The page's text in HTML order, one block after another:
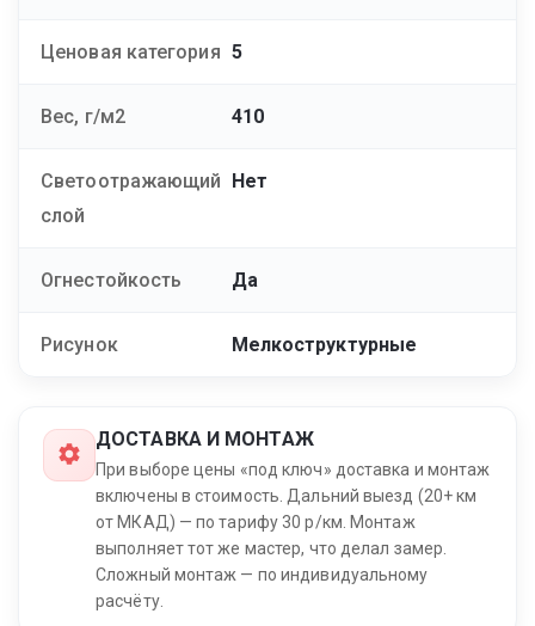
Ценовая категория 5
Вес, г/м2 410
Светоотражающий
слой
Нет
Огнестойкость Да
Рисунок Мелкоструктурные
ДОСТАВКА И МОНТАЖ
При выборе цены «под ключ» доставка и монтаж
включены в стоимость. Дальний выезд (20+ км
от МКАД) — по тарифу 30 р/км. Монтаж
выполняет тот же мастер, что делал замер.
Сложный монтаж — по индивидуальному
расчёту.